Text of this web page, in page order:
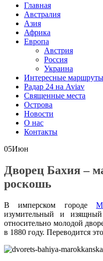
Главная
Австралия
Азия
Африка
Европа
Австрия
Россия
Украина
Интересные маршруты
Радар 24 на Aviav
Священные места
Острова
Новости
О нас
Контакты
05Июн
Дворец Бахия –
роскошь
В имперском городе
изумительный и
относительно молодой
в 1880 году. Переводится